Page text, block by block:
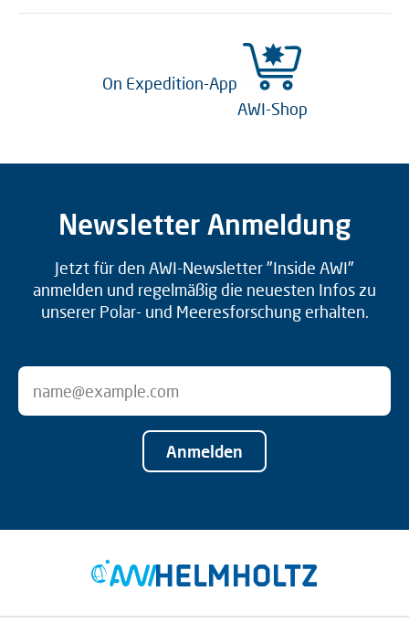
On Expedition-App
AWI-Shop
Newsletter Anmeldung
Jetzt für den AWI-Newsletter "Inside AWI"
anmelden und regelmäßig die neuesten Infos zu
unserer Polar- und Meeresforschung erhalten.
Anmelden